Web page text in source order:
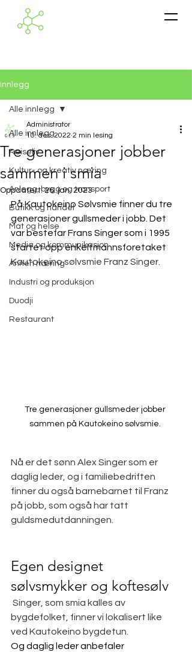
Innlegg
Alle innlegg
Reiseliv
Kultur- og kreativ næring
Anlegg, bygg og transport
Butikk og handel
Mat og helse
Media og kommunikasjon
Annen næring
Industri og produksjon
Duodji
Restaurant
Alle innlegg
Tre generasjoner jobber
sammen i smia
Administrator
10. des. 2022 2 min lesing
Oppdatert:26. jan. 2023
På Kautokeino Sølvsmie finner du tre
generasjoner gullsmeder i jobb. Det
var bestefar Frans Singer som i 1995
startet opp enkeltmannsforetaket
Kautokeino sølvsmie Franz Singer.
Tre generasjoner gullsmeder jobber
sammen på Kautokeino sølvsmie.
Nå er det sønn Alex Singer som er
daglig leder, og i familiebedriften
finner du også barnebarnet til Franz
på jobb, som også har tatt
guldsmedutdanningen.
Egen designet
sølvsmykker og koftesølv
Singer, som smia kalles av
bygdefolket, finner vi lokalisert like
ved Kautokeino bygdetun.
Og daglig leder anbefaler